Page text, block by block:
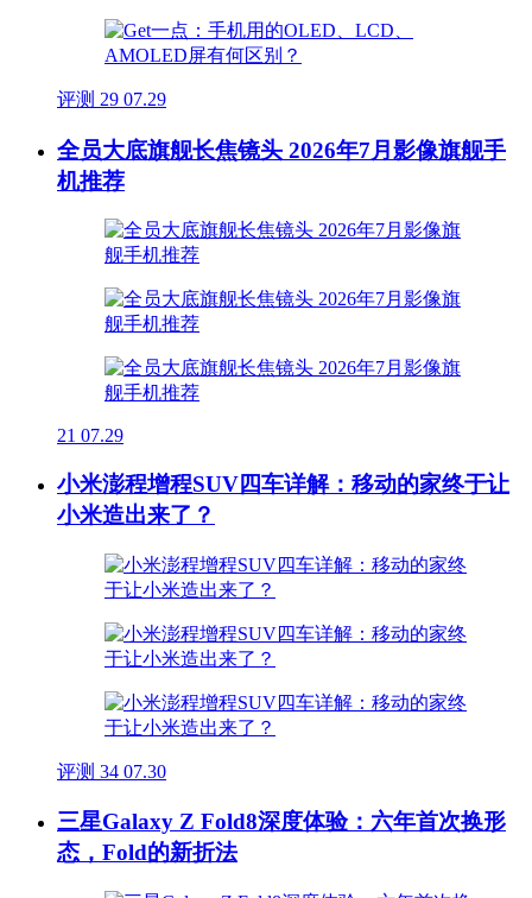
评测 29 07.29
全员大底旗舰长焦镜头 2026年7月影像旗舰手
机推荐
21 07.29
小米澎程增程SUV四车详解：移动的家终于让
小米造出来了？
评测 34 07.30
三星Galaxy Z Fold8深度体验：六年首次换形
态，Fold的新折法